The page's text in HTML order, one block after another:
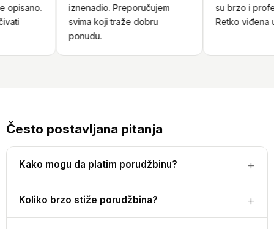
iznenadio. Preporučujem
svima koji traže dobru
ponudu.
su brzo i
Retko viđena
Često postavljana pitanja
Kako mogu da platim porudžbinu?
Koliko brzo stiže porudžbina?